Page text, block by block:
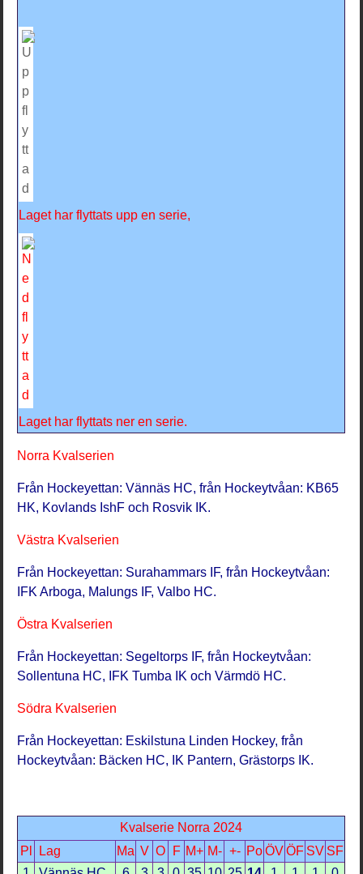
Laget har flyttats upp en serie,
Laget har flyttats ner en serie.
Norra Kvalserien
Från Hockeyettan: Vännäs HC, från Hockeytvåan: KB65
HK, Kovlands IshF och Rosvik IK.
Västra Kvalserien
Från Hockeyettan: Surahammars IF, från Hockeytvåan:
IFK Arboga, Malungs IF, Valbo HC.
Östra Kvalserien
Från Hockeyettan: Segeltorps IF, från Hockeytvåan:
Sollentuna HC, IFK Tumba IK och Värmdö HC.
Södra Kvalserien
Från Hockeyettan: Eskilstuna Linden Hockey, från
Hockeytvåan: Bäcken HC, IK Pantern, Grästorps IK.
Kvalserie Norra 2024
Pl
Lag Ma V O F M+ M- +- Po ÖV ÖF SV SF